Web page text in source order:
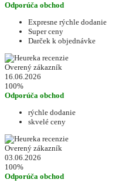
Odporúča obchod
Expresne rýchle dodanie
Super ceny
Darček k objednávke
Overený zákazník
16.06.2026
100%
Odporúča obchod
rýchle dodanie
skvelé ceny
Overený zákazník
03.06.2026
100%
Odporúča obchod